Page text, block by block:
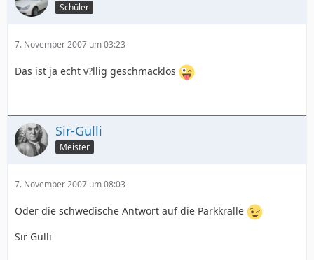
Schüler
7. November 2007 um 03:23
Das ist ja echt v?llig geschmacklos
Sir-Gulli
Meister
7. November 2007 um 08:03
Oder die schwedische Antwort auf die Parkkralle
Sir Gulli